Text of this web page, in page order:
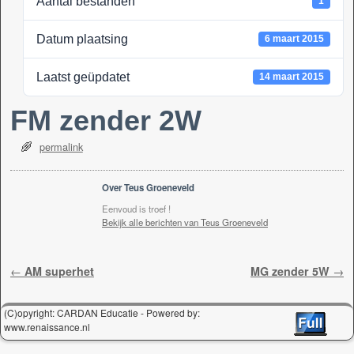
k
Datum plaatsing 6 maart 2015
Laatst geüpdatet 14 maart 2015
FM zender 2W
permalink
Over Teus Groeneveld
Eenvoud is troef !
Bekijk alle berichten van Teus Groeneveld
Berichtnavigatie
← AM superhet MG zender 5W →
(C)opyright: CARDAN Educatie - Powered by:
www.renaissance.nl